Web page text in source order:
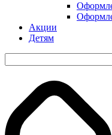
Акции
Детям